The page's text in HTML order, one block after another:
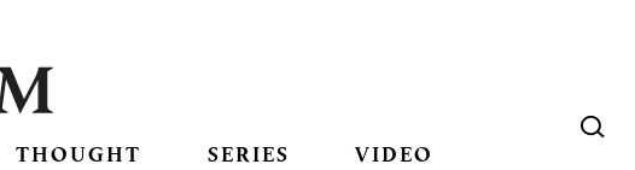
THOUGHT SERIES VIDEO